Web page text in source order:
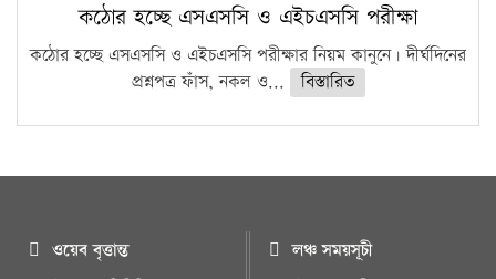
কঠোর হচ্ছে এসএসসি ও এইচএসসি পরীক্ষা
কঠোর হচ্ছে এসএসসি ও এইচএসসি পরীক্ষার নিয়ম কানুনে। দীর্ঘদিনের
প্রশ্নপত্র ফাঁস, নকল ও...
বিস্তারিত
ওয়েব বৃত্তান্ত
লঞ্চ সময়সূচী